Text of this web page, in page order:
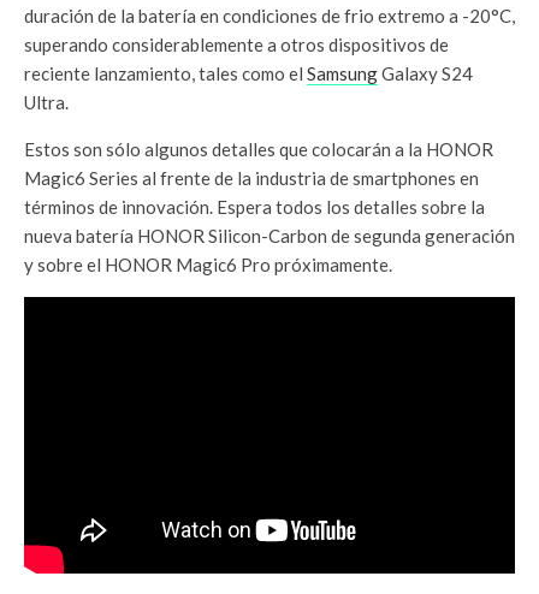
duración de la batería en condiciones de frio extremo a -20°C,
superando considerablemente a otros dispositivos de
reciente lanzamiento, tales como el SamsungGalaxy S24
Ultra.
Estos son sólo algunos detalles que colocarán a la HONOR
Magic6 Series al frente de la industria de smartphones en
términos de innovación. Espera todos los detalles sobre la
nueva batería HONOR Silicon-Carbon de segunda generación
y sobre el HONOR Magic6 Pro próximamente.